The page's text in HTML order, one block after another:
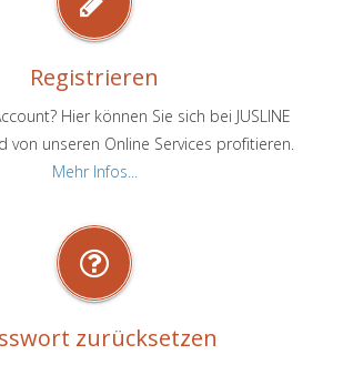
Registrieren
Hier können Sie sich bei JUSLINE
von unseren Online Services profitieren.
Mehr Infos...
zurücksetzen